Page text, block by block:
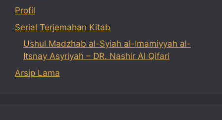
Profil
Serial Terjemahan Kitab
Ushul Madzhab al-Syiah al-Imamiyyah al-
Itsnay Asyriyah – DR. Nashir Al Qifari
Arsip Lama